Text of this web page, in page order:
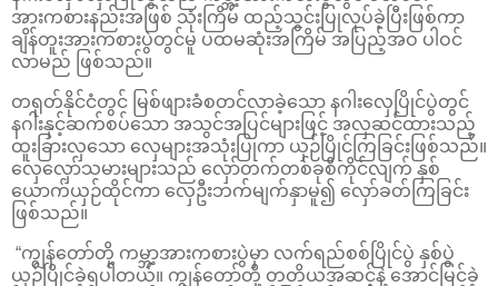
အားကစားနည်းအဖြစ် သုံးကြိမ် ထည့်သွင်းပြုလုပ်ခဲ့ပြီးဖြစ်ကာ
ချိန်တူးအားကစားပွဲတွင်မူ ပထမဆုံးအကြိမ် အပြည့်အဝ ပါဝင်
လာမည် ဖြစ်သည်။
တရုတ်နိုင်ငံတွင် မြစ်ဖျားခံစတင်လာခဲ့သော နဂါးလှေပြိုင်ပွဲတွင်
နဂါးနှင့်ဆက်စပ်သော အသွင်အပြင်များဖြင့် အလှဆင်ထားသည့်
ထူးခြားလှသော လှေများအသုံးပြုကာ ယှဉ်ပြိုင်ကြခြင်းဖြစ်သည်။
လှေလှော်သမားများသည် လှော်တက်တစ်ခုစီကိုင်လျက် နှစ်
ယောက်ယှဉ်ထိုင်ကာ လှေဦးဘက်မျက်နှာမူ၍ လှော်ခတ်ကြခြင်း
ဖြစ်သည်။
“ကျွန်တော်တို့ ကမ္ဘာ့အားကစားပွဲမှာ လက်ရည်စစ်ပြိုင်ပွဲ နှစ်ပွဲ
ယှဉ်ပြိုင်ခဲ့ရပါတယ်။ ကျွန်တော်တို့ တတိယအဆင့်နဲ့ အောင်မြင်ခဲ့